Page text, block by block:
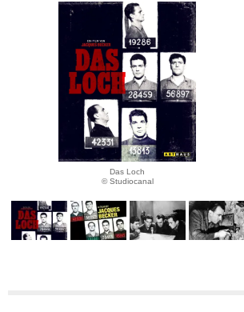
Das Loch
© Studiocanal